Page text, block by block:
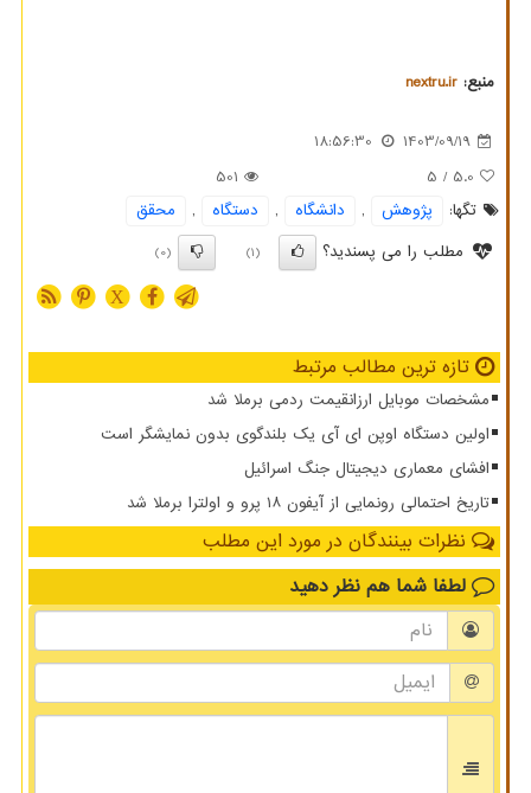
منبع: nextru.ir
1403/09/19
18:56:30
5.0
/ 5
501
تگها:
پژوهش , دانشگاه , دستگاه ,
محقق
مطلب را می پسندید؟
(1)
(0)
X
تازه ترین مطالب مرتبط
مشخصات موبایل ارزانقیمت ردمی برملا شد
اولین دستگاه اوپن ای آی یک بلندگوی بدون نمایشگر است
افشای معماری دیجیتال جنگ اسرائیل
تاریخ احتمالی رونمایی از آیفون ۱۸ پرو و اولترا برملا شد
نظرات بینندگان در مورد این مطلب
لطفا شما هم نظر دهید